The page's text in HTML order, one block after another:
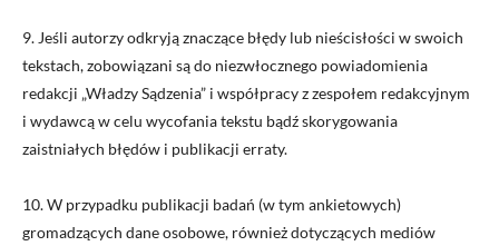
9. Jeśli autorzy odkryją znaczące błędy lub nieścisłości w swoich
tekstach, zobowiązani są do niezwłocznego powiadomienia
redakcji „Władzy Sądzenia” i współpracy z zespołem redakcyjnym
i wydawcą w celu wycofania tekstu bądź skorygowania
zaistniałych błędów i publikacji erraty.
10. W przypadku publikacji badań (w tym ankietowych)
gromadzących dane osobowe, również dotyczących mediów